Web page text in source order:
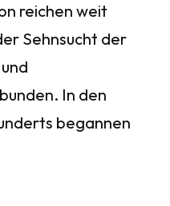
reichen weit
Sehnsucht der
In den
begannen